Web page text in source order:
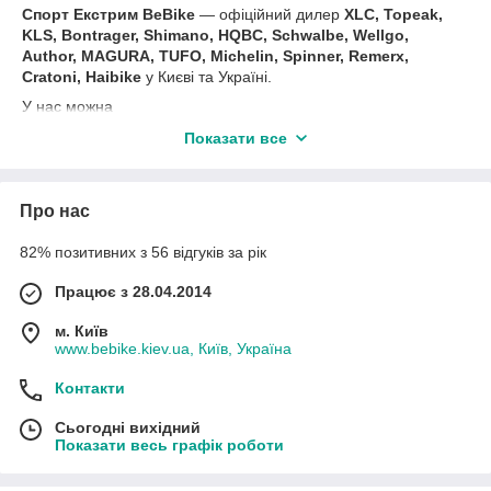
Спорт Екстрим BeBike ― офіційний дилер XLC, Topeak,
KLS, Bontrager, Shimano, HQBC, Schwalbe, Wellgo,
Author, MAGURA, TUFO, Michelin, Spinner, Remerx,
Cratoni, Haibike у Києві та Україні.
У нас можна
шатуни, системи, набір шестерень, моноблоки, шифтери,
ручки, адаптери, колодки, втулки, ексцентрики, гальма і
багато іншого.
постійні акції та вигідні пропозиції.
Показати все
Про нас
82% позитивних з 56 відгуків за рік
Працює з 28.04.2014
м. Київ
www.bebike.kiev.ua, Київ, Україна
Контакти
Сьогодні вихідний
Показати весь графік роботи